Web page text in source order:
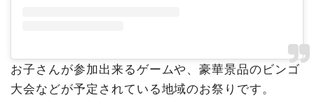
お子さんが参加出来るゲームや、豪華景品のビンゴ
大会などが予定されている地域のお祭りです。